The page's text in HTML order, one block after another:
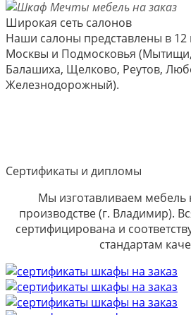
Широкая сеть салонов
Наши салоны представлены в
Москвы и Подмосковья
Балашиха, Щелково, Реутов,
Железнодорожный).
Сертификаты и дипломы
Мы изготавливаем мебель
производстве (г. Владимир).
сертифицирована и
стандартам